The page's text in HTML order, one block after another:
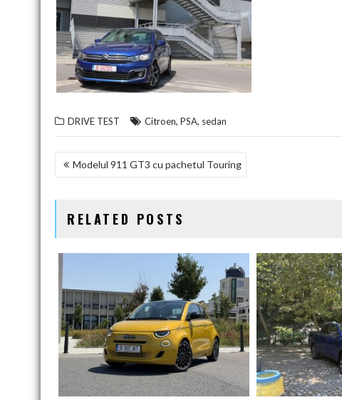
DRIVE TEST Citroen, PSA, sedan
NAVIGARE
ARTICOLE
Modelul 911 GT3 cu pachetul Touring
RELATED POSTS